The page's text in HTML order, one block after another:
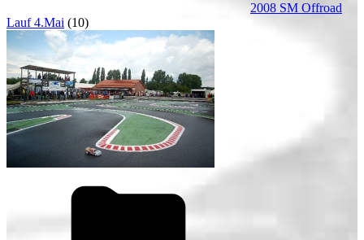
2008 SM Offroad
Lauf 4.Mai (10)